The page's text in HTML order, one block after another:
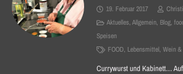
19. Februar 2017
Aktuelles,Allgemein, Blog,
Speisen
FOOD, Lebensmittel,Wein &
Currywurst und Kabinett…